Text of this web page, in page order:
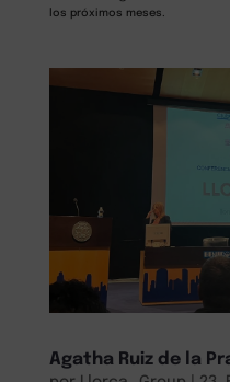
los próximos meses.
Agatha Ruiz de la